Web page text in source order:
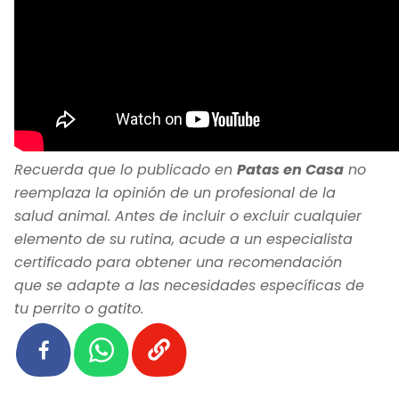
Recuerda que lo publicado en Patas en Casa no
reemplaza la opinión de un profesional de la
salud animal. Antes de incluir o excluir cualquier
elemento de su rutina, acude a un especialista
certificado para obtener una recomendación
que se adapte a las necesidades específicas de
tu perrito o gatito.